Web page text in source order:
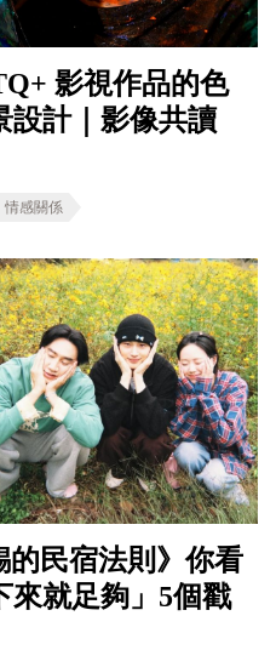
影視作品的色
設計｜影像共讀
情感關係
民宿法則》你看
來就足夠」5個戳